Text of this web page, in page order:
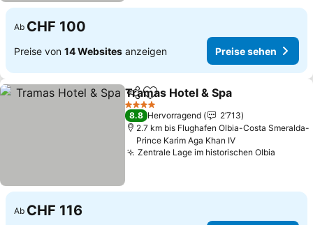
Ab CHF 100
Preise von 14 Websites anzeigen Preise sehen
TeilenZu Favoriten hinzufügen
Tramas Hotel & Spa
4 Sterne
8.8 Hervorragend
2’713
2.7 km bis Flughafen Olbia-Costa Smeralda-
Prince Karim Aga Khan IV
Zentrale Lage im historischen Olbia
Ab CHF 116